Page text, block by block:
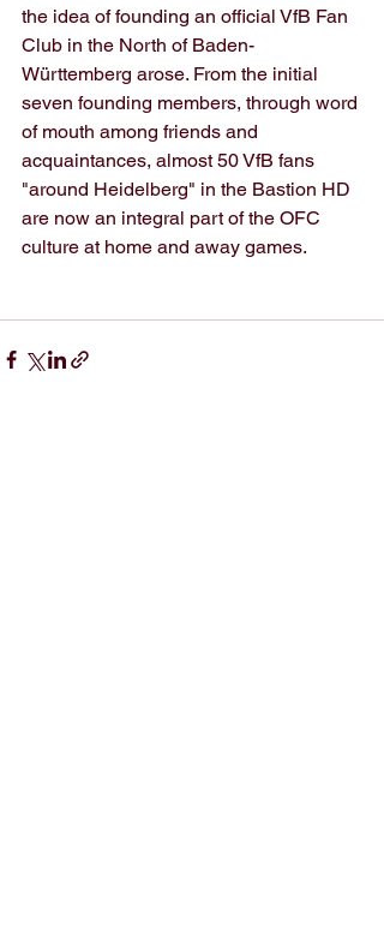
the idea of founding an official VfB Fan
Club in the North of Baden-
Württemberg arose. From the initial
seven founding members, through word
of mouth among friends and
acquaintances, almost 50 VfB fans
"around Heidelberg" in the Bastion HD
are now an integral part of the OFC
culture at home and away games.